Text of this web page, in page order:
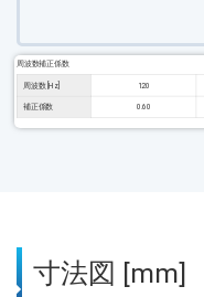
周波数補正係数
周波数 [Hz] 120
補正係数 0.60
寸法図 [mm]